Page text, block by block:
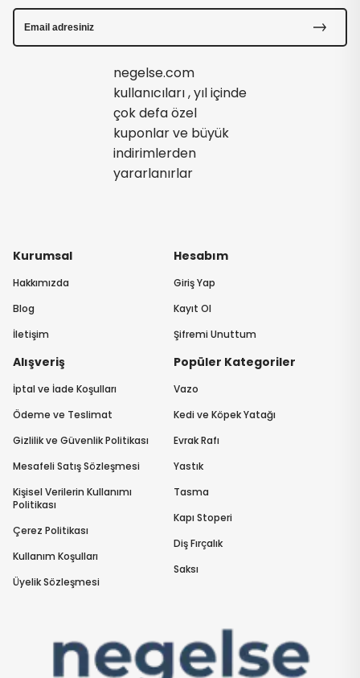
Kurumsal
Hakkımızda
Blog
İletişim
Hesabım
Giriş Yap
Kayıt Ol
Şifremi Unuttum
Alışveriş
İptal ve İade Koşulları
Ödeme ve Teslimat
Gizlilik ve Güvenlik Politikası
Mesafeli Satış Sözleşmesi
Kişisel Verilerin Kullanımı
Politikası
Çerez Politikası
Kullanım Koşulları
Üyelik Sözleşmesi
Popüler Kategoriler
Vazo
Kedi ve Köpek Yatağı
Evrak Rafı
Yastık
Tasma
Kapı Stoperi
Diş Fırçalık
Saksı
negelse.com
kullanıcıları , yıl içinde
çok defa özel
kuponlar ve büyük
indirimlerden
yararlanırlar